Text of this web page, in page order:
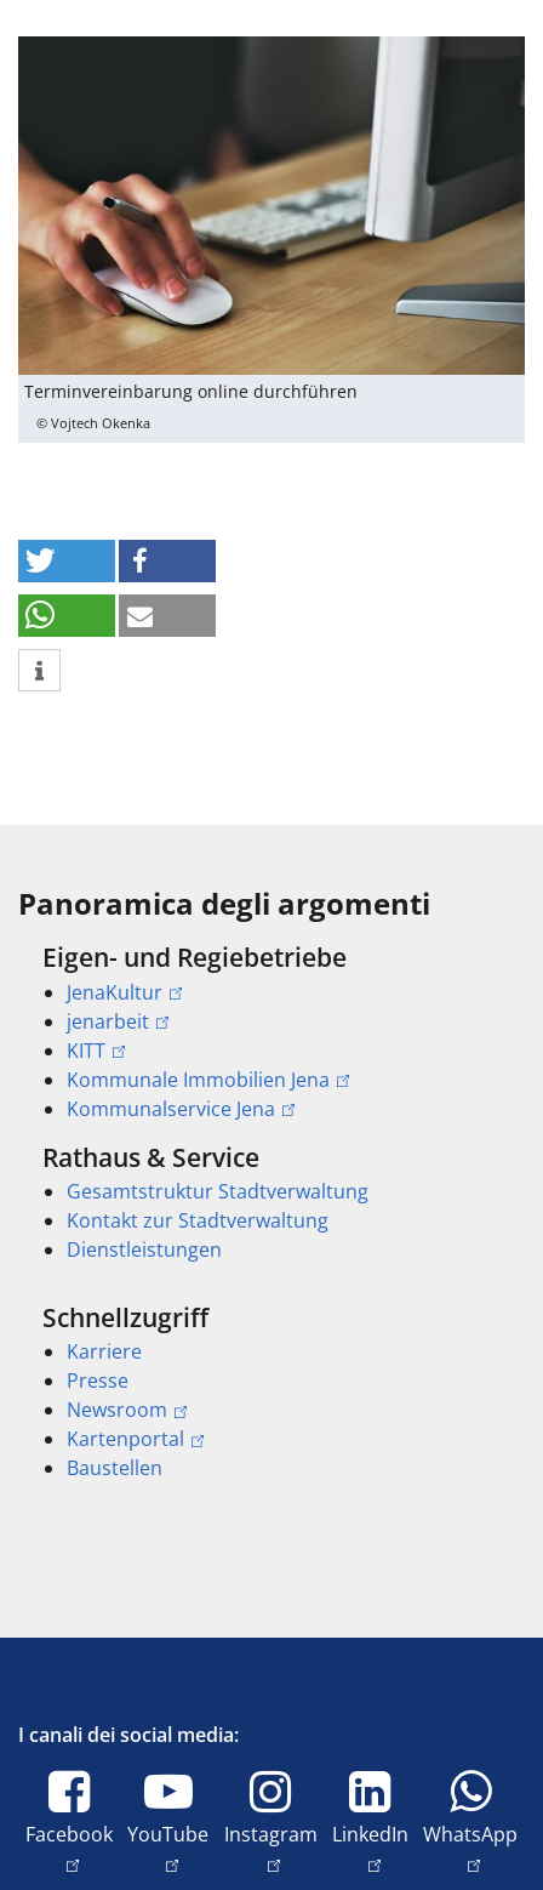
Terminvereinbarung online durchführen
© Vojtech Okenka
Panoramica degli argomenti
Eigen- und Regiebetriebe
JenaKultur
jenarbeit
KITT
Kommunale Immobilien Jena
Kommunalservice Jena
Rathaus & Service
Gesamtstruktur Stadtverwaltung
Kontakt zur Stadtverwaltung
Dienstleistungen
Schnellzugriff
Karriere
Presse
Newsroom
Kartenportal
Baustellen
I canali dei social media:
Facebook YouTube Instagram LinkedIn WhatsApp